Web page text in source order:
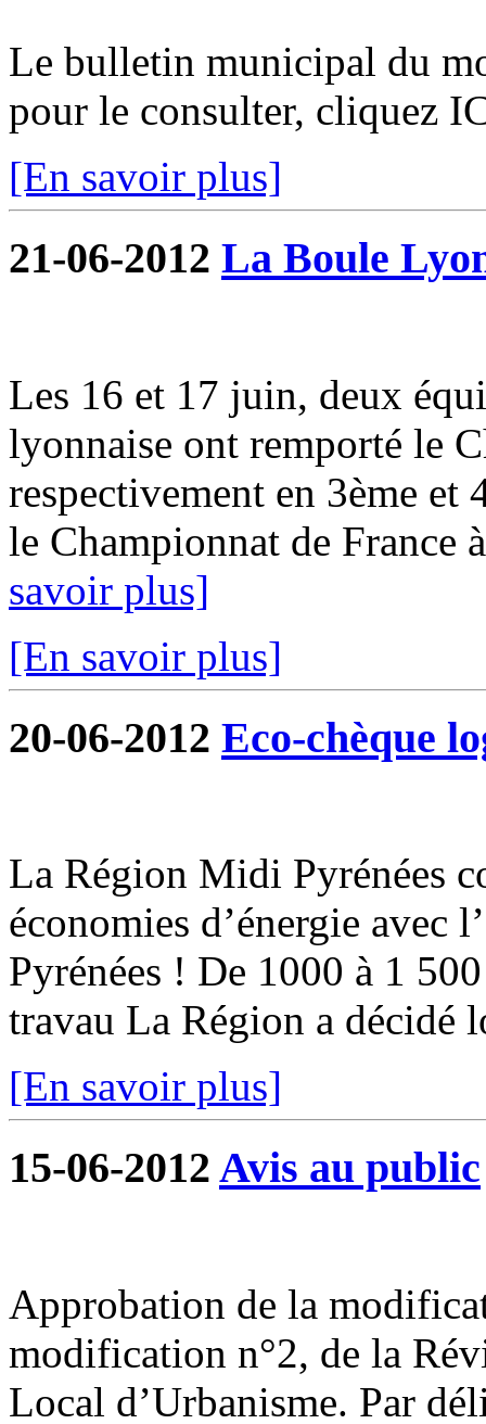
Le bulletin municipal du
pour le consulter, cliquez
[En savoir plus]
21-06-2012 La Boule
Les 16 et 17 juin, deux
lyonnaise ont remporté le
respectivement en 3ème
le Championnat de France
savoir plus]
[En savoir plus]
20-06-2012 Eco-chèque
La Région Midi Pyrénées
économies d’énergie avec
Pyrénées ! De 1000 à 1
travau La Région a décidé
[En savoir plus]
15-06-2012 Avis au public
Approbation de la
modification n°2, de la
Local d’Urbanisme. Par